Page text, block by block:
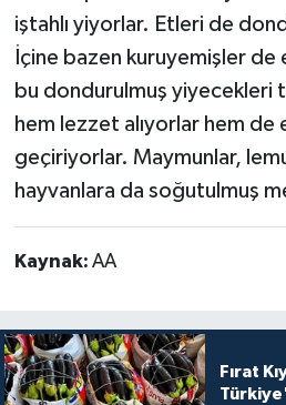
iştahlı yiyorlar. Etleri de
İçine bazen kuruyemişler
bu dondurulmuş yiyecekleri
hem lezzet alıyorlar hem de
geçiriyorlar. Maymunlar,
hayvanlara da soğutulmuş
Kaynak: AA
Fırat